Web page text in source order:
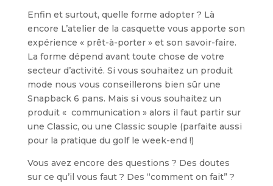
Enfin et surtout, quelle forme adopter ? Là
encore L’atelier de la casquette vous apporte son
expérience « prêt-à-porter » et son savoir-faire.
La forme dépend avant toute chose de votre
secteur d’activité. Si vous souhaitez un produit
mode nous vous conseillerons bien sûr une
Snapback 6 pans. Mais si vous souhaitez un
produit « communication » alors il faut partir sur
une Classic, ou une Classic souple (parfaite aussi
pour la pratique du golf le week-end !)
Vous avez encore des questions ? Des doutes
sur ce qu’il vous faut ? Des “comment on fait” ?